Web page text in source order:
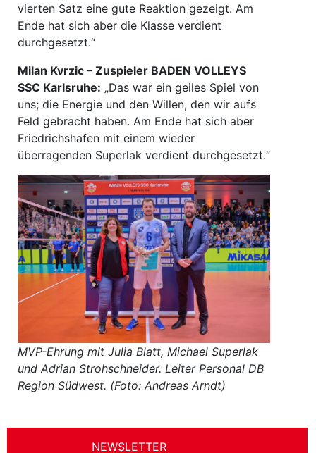
vierten Satz eine gute Reaktion gezeigt. Am
Ende hat sich aber die Klasse verdient
durchgesetzt.“
Milan Kvrzic – Zuspieler BADEN VOLLEYS
SSC Karlsruhe: „Das war ein geiles Spiel von
uns; die Energie und den Willen, den wir aufs
Feld gebracht haben. Am Ende hat sich aber
Friedrichshafen mit einem wieder
überragenden Superlak verdient durchgesetzt.“
MVP-Ehrung mit Julia Blatt, Michael Superlak
und Adrian Strohschneider. Leiter Personal DB
Region Südwest. (Foto: Andreas Arndt)
NEWSLETTER